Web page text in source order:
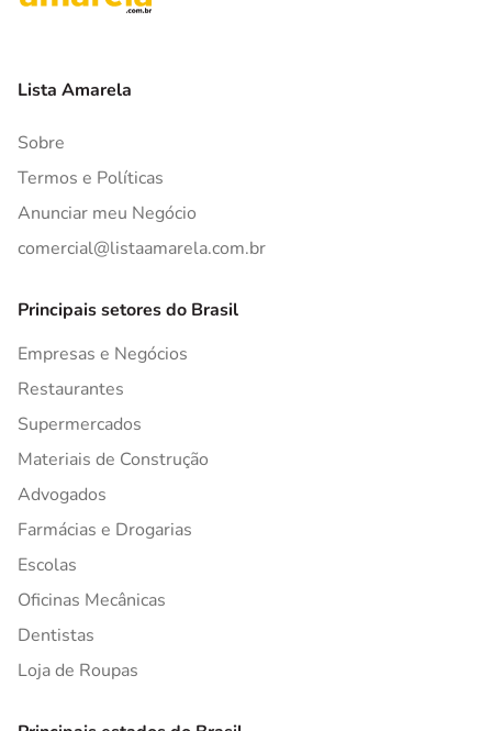
Lista Amarela
Sobre
Termos e Políticas
Anunciar meu Negócio
comercial@listaamarela.com.br
Principais setores do Brasil
Empresas e Negócios
Restaurantes
Supermercados
Materiais de Construção
Advogados
Farmácias e Drogarias
Escolas
Oficinas Mecânicas
Dentistas
Loja de Roupas